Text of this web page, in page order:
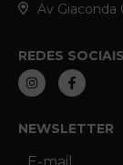
Av Giaconda
REDES SOCIAIS
NEWSLETTER